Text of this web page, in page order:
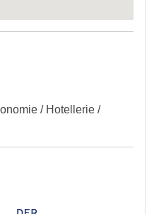
/ Hotellerie /